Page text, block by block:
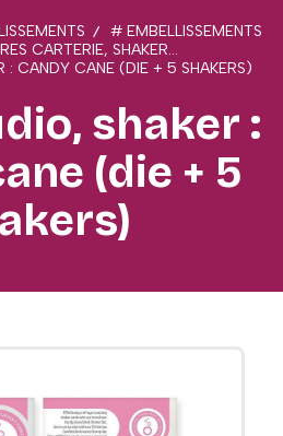
# EMBELLISSEMENTS
CARTERIE, SHAKER...
: CANDY CANE (DIE + 5 SHAKERS)
shaker :
(die + 5